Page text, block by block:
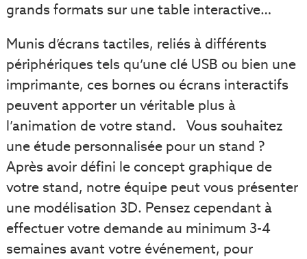
grands formats sur une table interactive…
Munis d’écrans tactiles, reliés à différents
périphériques tels qu’une clé USB ou bien une
imprimante, ces bornes ou écrans interactifs
peuvent apporter un véritable plus à
l’animation de votre stand. Vous souhaitez
une étude personnalisée pour un stand ?
Après avoir défini le concept graphique de
votre stand, notre équipe peut vous présenter
une modélisation 3D. Pensez cependant à
effectuer votre demande au minimum 3-4
semaines avant votre événement, pour